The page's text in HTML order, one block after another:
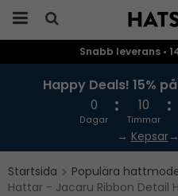
Snabb leverans •
Happy Deals! 15%
0
Dagar
10
Timmar
→ Kepsar→
Startsida Populära
Hattar - Jacaru Ribbon Detail